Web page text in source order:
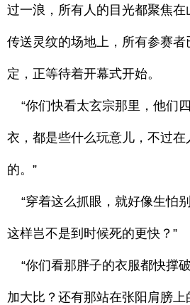
过一浪，所有人的目光都聚焦
传送灵纹的场地上，所有参赛
定，正等待着开幕式开始。
“你们快看太玄宗那里，他们
衣，都是些什么玩意儿，不过在
的。”
“穿着这么抓眼，就好像生怕
这样岂不是到时候死的更快？”
“你们看那胖子的衣服都快撑
加大比？还有那站在张阳肩膀